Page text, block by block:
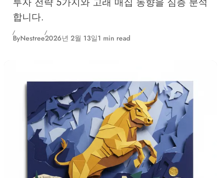
합니다.
ByNestree2026년 2월 13일1 min read